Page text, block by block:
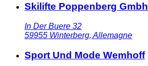
Skilifte Poppenberg Gmbh
In Der Buere 32
59955 Winterberg, Allemagne
Sport Und Mode Wemhoff